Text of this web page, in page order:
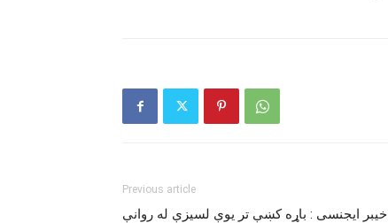
Previous article
خيبر ايجنسى : باړه کښې تر يوې لسيزې له روانې